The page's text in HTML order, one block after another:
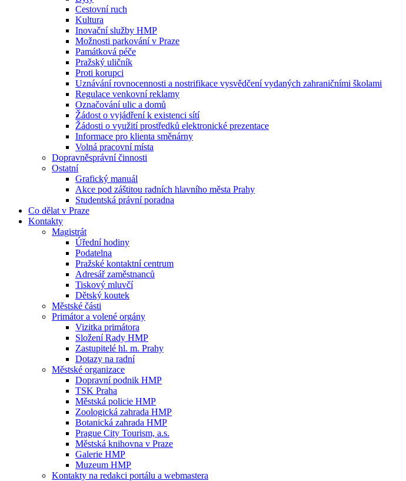
Cestovní ruch
Kultura
Inovační služby HMP
Možnosti parkování v Praze
Památková péče
Pražský uličník
Proti korupci
Uznávání rovnocennosti a nostrifikace vysvědčení vydaných zahraničními školami
Regulace venkovní reklamy
Označování ulic a domů
Žádost o vyjádření k existenci sítí
Žádosti o využití prostředků elektronické prezentace
Informace pro klienta směnárny
Volná pracovní místa
Dopravněsprávní činnosti
Ostatní
Grafický manuál
Akce pod záštitou radních hlavního města Prahy
Studentská právní poradna
Co dělat v Praze
Kontakty
Magistrát
Úřední hodiny
Podatelna
Pražské kontaktní centrum
Adresář zaměstnanců
Tiskový mluvčí
Dětský koutek
Městské části
Primátor a volené orgány
Vizitka primátora
Složení Rady HMP
Zastupitelé hl. m. Prahy
Dotazy na radní
Městské organizace
Dopravní podnik HMP
TSK Praha
Městská policie HMP
Zoologická zahrada HMP
Botanická zahrada HMP
Prague City Tourism, a.s.
Městská knihovna v Praze
Galerie HMP
Muzeum HMP
Kontakty na redakci portálu a webmastera